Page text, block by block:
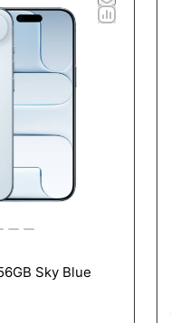
Sky Blue